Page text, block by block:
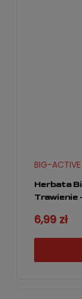
Herbata
Trawienie
BIG-ACTIVE
6,99 zł